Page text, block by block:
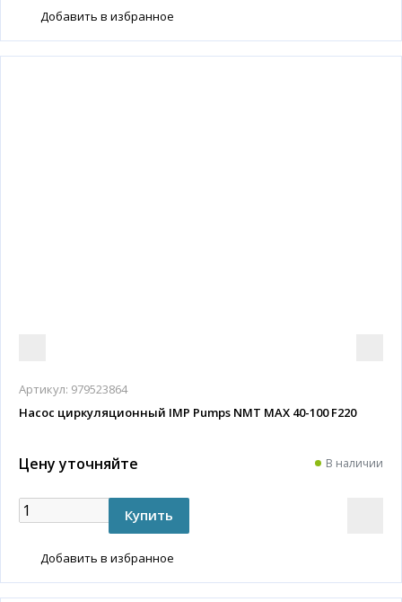
Добавить в избранное
Артикул: 979523864
Насос циркуляционный IMP Pumps NMT MAX 40-100 F220
Цену уточняйте В наличии
Добавить в избранное